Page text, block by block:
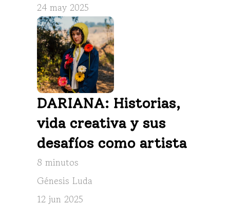
24 may 2025
DARIANA: Historias,
vida creativa y sus
desafíos como artista
8 minutos
Génesis Luda
12 jun 2025